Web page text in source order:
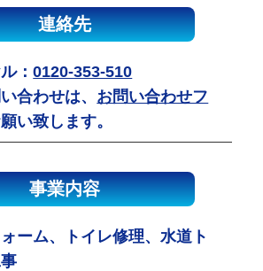
連絡先
：0120-353-510
合わせは、 お問い合わせフ
い致します。
事業内容
ーム、トイレ修理、水道ト